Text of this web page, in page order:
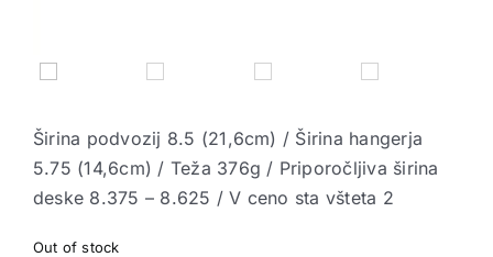
Širina podvozij 8.5 (21,6cm) / Širina hangerja
5.75 (14,6cm) / Teža 376g / Priporočljiva širina
deske 8.375 – 8.625 / V ceno sta všteta 2
Out of stock